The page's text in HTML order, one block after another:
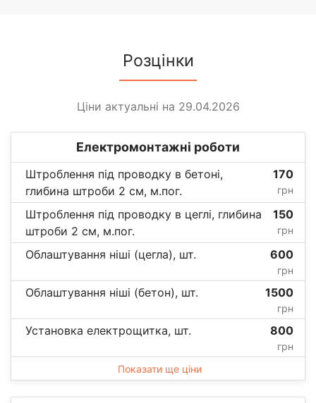
Розцінки
Ціни актуальні на 29.04.2026
Електромонтажні роботи
Штроблення під проводку в бетоні,
глибина штроби 2 см, м.пог.
170
грн
Штроблення під проводку в цеглі, глибина
штроби 2 см, м.пог.
150
грн
Облаштування ніші (цегла), шт. 600
грн
Облаштування ніші (бетон), шт. 1500
грн
Установка електрощитка, шт. 800
грн
Показати ще ціни